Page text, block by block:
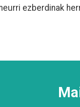
ezberdinak